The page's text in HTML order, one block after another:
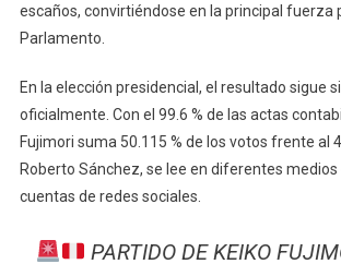
escaños, convirtiéndose en la principal fuerza
Parlamento.
En la elección presidencial, el resultado sigue
oficialmente. Con el 99.6 % de las actas
Fujimori suma 50.115 % de los votos frente al
Roberto Sánchez, se lee en diferentes
cuentas de redes sociales.
PARTIDO DE KEIKO